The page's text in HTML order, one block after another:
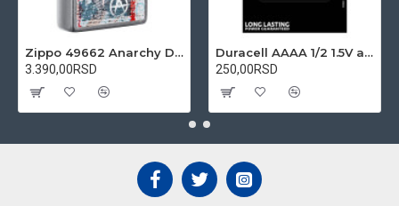
Zippo 49662 Anarchy Design upaljač
3.390,00RSD
Duracell AAAA 1/2 1.5V alkalna baterija
250,00RSD